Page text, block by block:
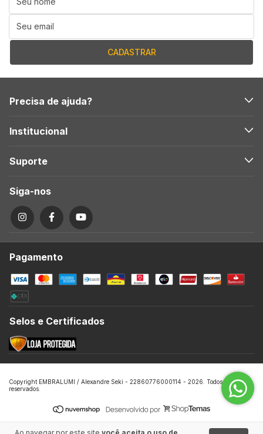
Precisa de ajuda?
Institucional
Suporte
Siga-nos
Pagamento
Selos e Certificados
Copyright EMBRALUMI / Alexandre Seki - 22860776000114 - 2026. Todos os direitos
reservados.